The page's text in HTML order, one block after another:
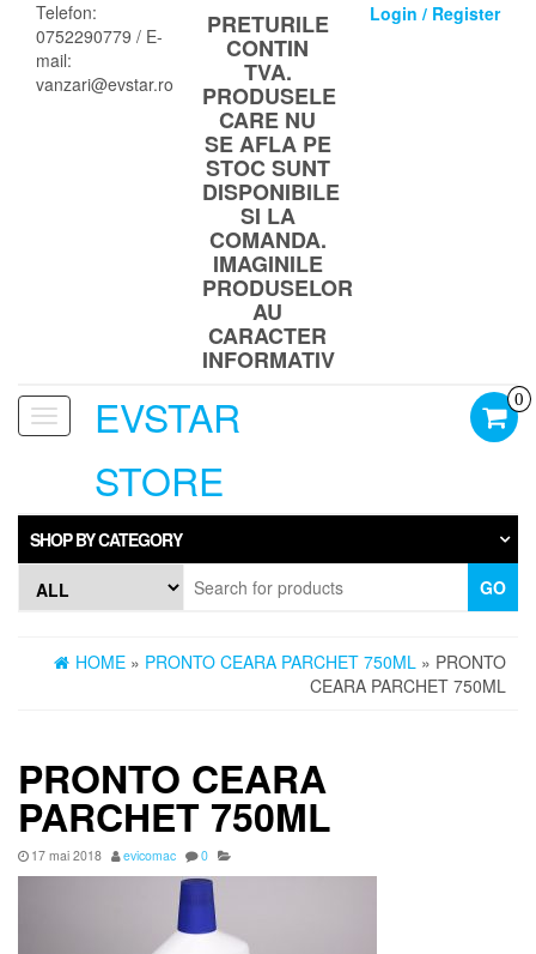
content
Telefon:
0752290779 / E-
mail:
vanzari@evstar.ro
PRETURILE
CONTIN
TVA.
PRODUSELE
CARE NU
SE AFLA PE
STOC SUNT
DISPONIBILE
SI LA
COMANDA.
IMAGINILE
PRODUSELOR
AU
CARACTER
INFORMATIV
Login / Register
Toggle
navigationEVSTAR
STORE
0
SHOP BY CATEGORY
GO
HOME » PRONTO CEARA PARCHET 750ML » PRONTO
CEARA PARCHET 750ML
PRONTO CEARA
PARCHET 750ML
17 mai 2018 evicomac 0